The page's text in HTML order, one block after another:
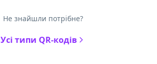
Не знайшли потрібне?
Усі типи QR-кодів